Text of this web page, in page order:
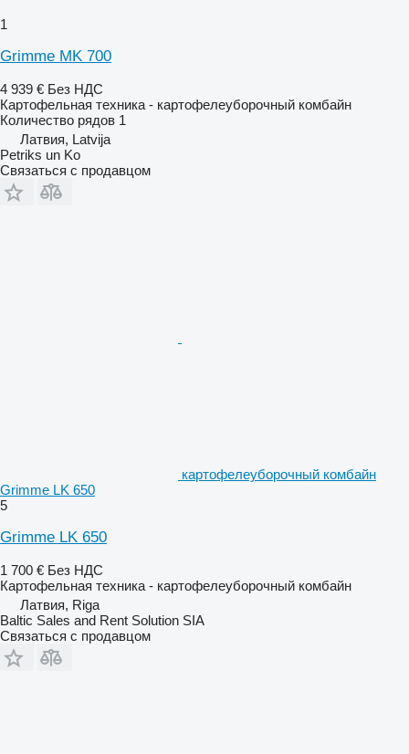
1
Grimme MK 700
4 939 € Без НДС
Картофельная техника - картофелеуборочный комбайн
Количество рядов 1
Латвия, Latvija
Petriks un Ko
Связаться с продавцом
картофелеуборочный комбайн
Grimme LK 650
5
Grimme LK 650
1 700 € Без НДС
Картофельная техника - картофелеуборочный комбайн
Латвия, Riga
Baltic Sales and Rent Solution SIA
Связаться с продавцом